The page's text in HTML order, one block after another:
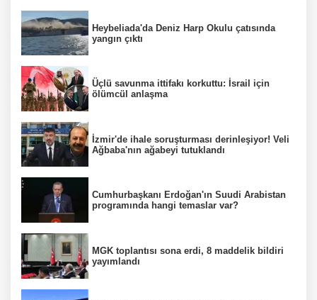
Heybeliada'da Deniz Harp Okulu çatısında
yangın çıktı
Üçlü savunma ittifakı korkuttu: İsrail için
ölümcül anlaşma
İzmir'de ihale soruşturması derinleşiyor! Veli
Ağbaba'nın ağabeyi tutuklandı
Cumhurbaşkanı Erdoğan'ın Suudi Arabistan
programında hangi temaslar var?
MGK toplantısı sona erdi, 8 maddelik bildiri
yayımlandı